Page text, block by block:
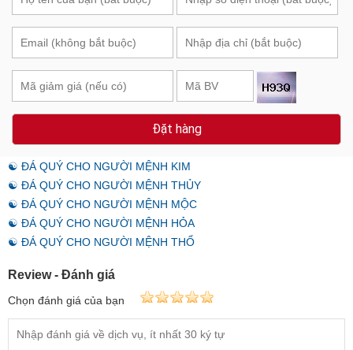
Đặt hàng
☯ ĐÁ QUÝ CHO NGƯỜI MỆNH KIM
☯ ĐÁ QUÝ CHO NGƯỜI MỆNH THỦY
☯ ĐÁ QUÝ CHO NGƯỜI MỆNH MỘC
☯ ĐÁ QUÝ CHO NGƯỜI MỆNH HỎA
☯ ĐÁ QUÝ CHO NGƯỜI MỆNH THỔ
Review - Đánh giá
Chọn đánh giá của bạn